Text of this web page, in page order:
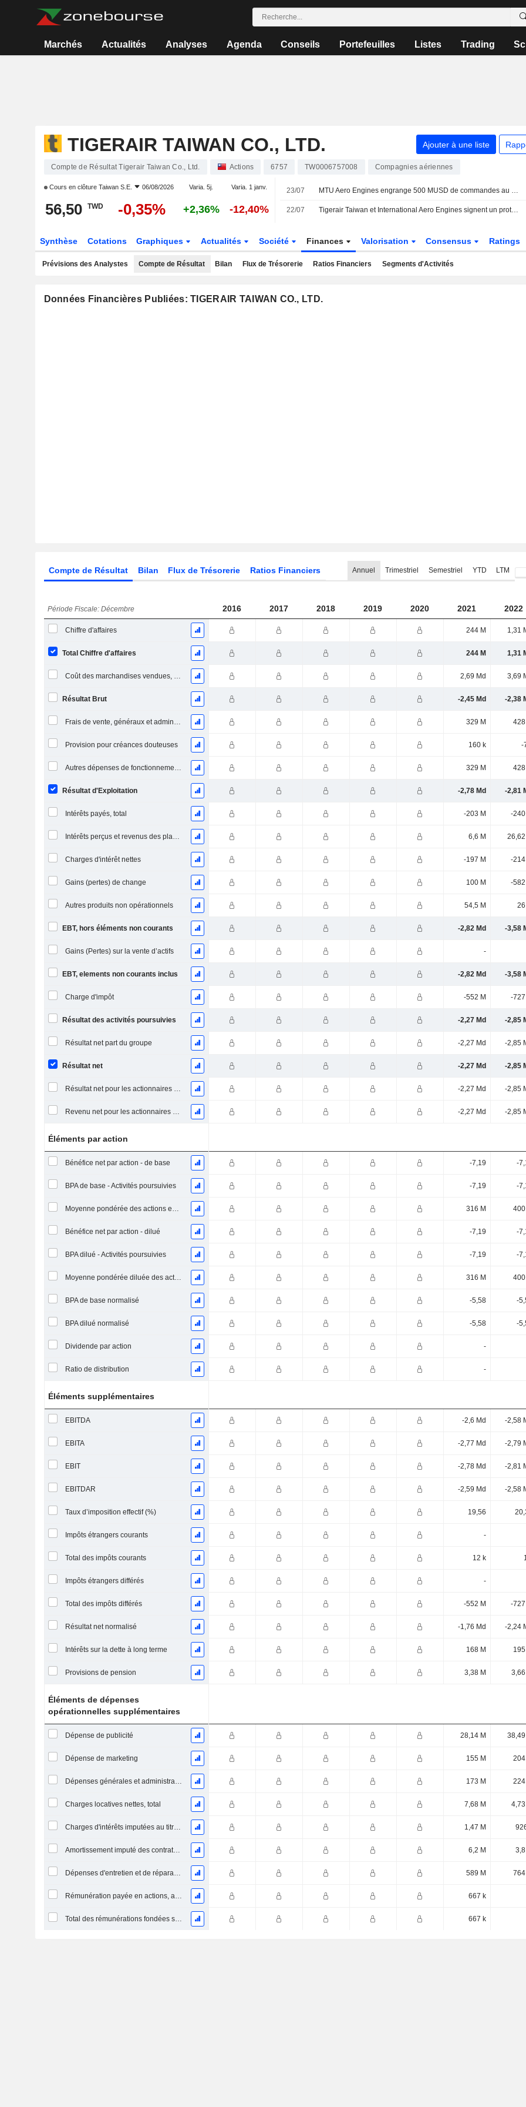
Marchés Actualités Analyses Agenda Conseils Portefeuilles Listes Trading
TIGERAIR TAIWAN CO., LTD. Ajouter à une liste
Compte de Résultat Tigerair Taiwan Co., Ltd. Actions 6757 TW0006757008 Compagnies aériennes
Cours en clôture Taiwan S.E. 06/08/2026 Varia. 5j. Varia. 1 janv.
56,50 TWD -0,35% +2,36% -12,40%
23/07 MTU Aero Engines engrange 500 MUSD de commandes au salon de Farnborough
22/07 Tigerair Taiwan et International Aero Engines signent un protocole d'accord pour la maintenance des moteurs
Synthèse Cotations Graphiques Actualités Société Finances Valorisation Consensus Ratings
Prévisions des Analystes Compte de Résultat Bilan Flux de Trésorerie Ratios Financiers Segments d'Activités
Données Financières Publiées: TIGERAIR TAIWAN CO., LTD.
Compte de Résultat Bilan Flux de Trésorerie Ratios Financiers Annuel Trimestriel Semestriel YTD LTM
Période Fiscale: Décembre 2016 2017 2018 2019 2020 2021 2022
Chiffre d'affaires 244 M 1,31
Total Chiffre d'affaires 244 M 1,31
Coût des marchandises vendues, total 2,69 Md 3,69
Résultat Brut -2,45 Md -2,38
Frais de vente, généraux et administratifs, total 329 M
Provision pour créances douteuses 160 k -
Autres dépenses de fonctionnement, total 329 M
Résultat d'Exploitation -2,78 Md -2,81
Intérêts payés, total -203 M -
Intérêts perçus et revenus des placements 6,6 M
Charges d'intérêt nettes -197 M -
Gains (pertes) de change 100 M -
Autres produits non opérationnels 54,5 M
EBT, hors éléments non courants -2,82 Md -3,58
Gains (Pertes) sur la vente d’actifs -
EBT, elements non courants inclus -2,82 Md -3,58
Charge d'impôt -552 M -
Résultat des activités poursuivies -2,27 Md -2,85
Résultat net part du groupe -2,27 Md -2,85
Résultat net -2,27 Md -2,85
Résultat net pour les actionnaires ordinaires, éléments exceptionnels inclus. -2,27 Md -2,85
Revenu net pour les actionnaires ordinaires, hors éléments exceptionnelsRésultat net pour les actionnaires ordinaires, éléments exceptionnels exclus. -2,27 Md -2,85
Éléments par action
Bénéfice net par action - de base -7,19 -
BPA de base - Activités poursuivies -7,19 -
Moyenne pondérée des actions en circulation 316 M
Bénéfice net par action - dilué -7,19 -
BPA dilué - Activités poursuivies -7,19 -
Moyenne pondérée diluée des actions en circulation 316 M
BPA de base normalisé -5,58 -
BPA dilué normalisé -5,58 -
Dividende par action -
Ratio de distribution -
Éléments supplémentaires
EBITDA -2,6 Md -2,58
EBITA -2,77 Md -2,79
EBIT -2,78 Md -2,81
EBITDAR -2,59 Md -2,58
Taux d’imposition effectif (%) 19,56
Impôts étrangers courants -
Total des impôts courants 12 k
Impôts étrangers différés -
Total des impôts différés -552 M -
Résultat net normalisé -1,76 Md -2,24
Intérêts sur la dette à long terme 168 M
Provisions de pension 3,38 M
Éléments de dépenses
opérationnelles supplémentaires
Dépense de publicité 28,14 M
Dépense de marketing 155 M
Dépenses générales et administratives 173 M
Charges locatives nettes, total 7,68 M
Charges d'intérêts imputées au titre des contrats de location 1,47 M
Amortissement imputé des contrats de location simple 6,2 M
Dépenses d'entretien et de réparation, total 589 M
Rémunération payée en actions, autres (total) 667 k
Total des rémunérations fondées sur des actions 667 k